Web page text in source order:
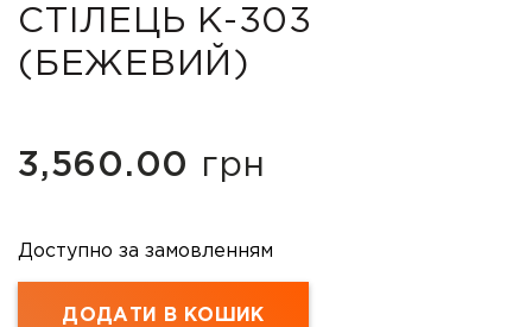
СТІЛЕЦЬ K-303
(БЕЖЕВИЙ)
3,560.00 грн
Доступно за замовленням
ДОДАТИ В КОШИК